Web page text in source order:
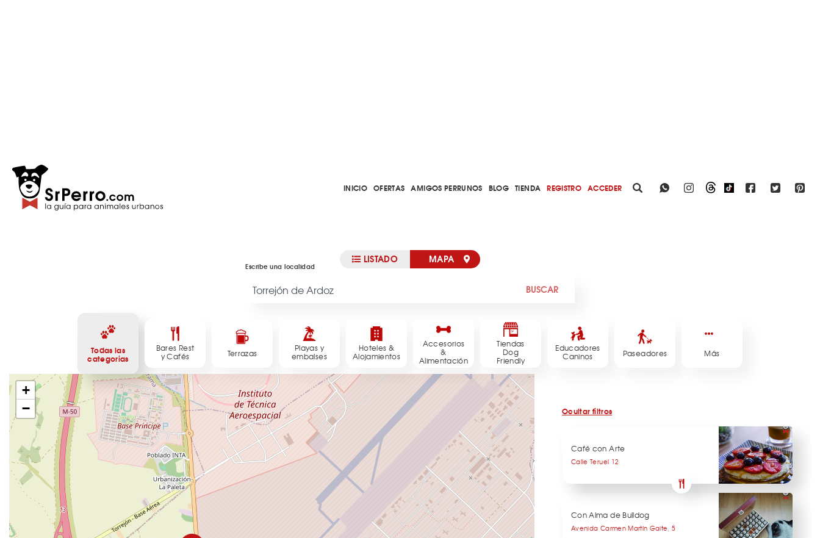
INICIO OFERTAS AMIGOS PERRUNOS BLOG TIENDA REGISTRO ACCEDER
LISTADO MAPA
Escribe una localidad
BUSCAR
Todas las
categorias
Bares Rest
y Cafés Terrazas Playas y
embalses
Hoteles &
Alojamientos
Accesorios
&
Alimentación
Tiendas
Dog
Friendly
Educadores
Caninos Paseadores Más
+
−
Ocultar filtros
Café con Arte
Calle Teruel 12
Con Alma de Bulldog
Avenida Carmen Martín Gaite, 5